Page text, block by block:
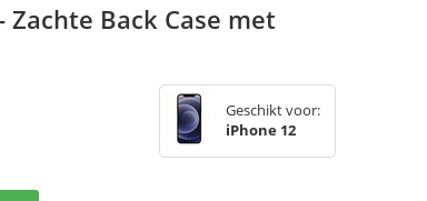
Zachte Back Case met
Geschikt voor:
iPhone 12